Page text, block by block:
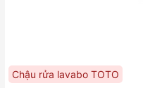
Chậu rửa lavabo TOTO